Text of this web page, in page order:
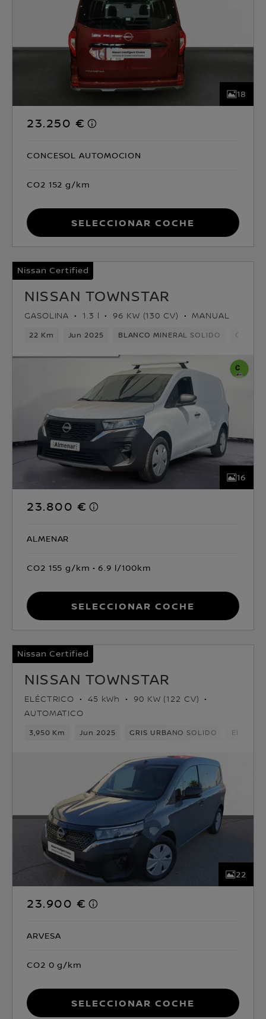
18
23.250 €
CONCESOL AUTOMOCION
CO2 152 g/km
Seleccionar coche
Nissan Certified
NISSAN TOWNSTAR
GASOLINA 1.3 l 96 KW (130 CV) MANUAL
22 Km Jun 2025 BLANCO MINERAL SOLIDO
16
23.800 €
ALMENAR
CO2 155 g/km 6.9 l/100km
Seleccionar coche
Nissan Certified
NISSAN TOWNSTAR
ELÉCTRICO 45 kWh
90 KW (122 CV)
AUTOMATICO
3,950 Km Jun 2025 GRIS URBANO SOLIDO
22
23.900 €
ARVESA
CO2 0 g/km
Seleccionar coche